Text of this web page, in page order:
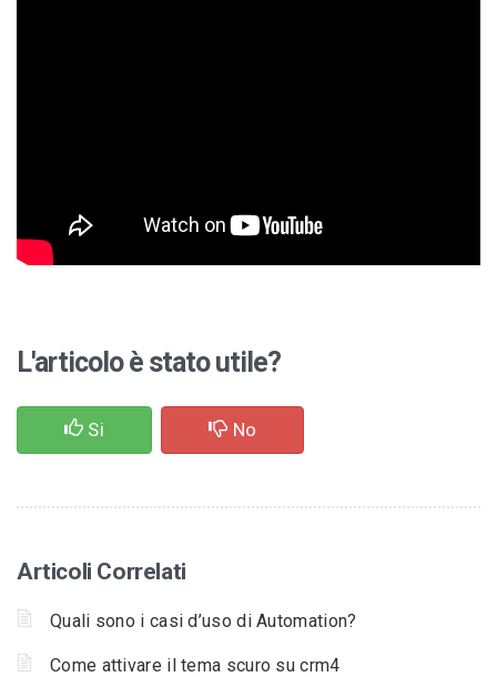
L'articolo è stato utile?
Si No
Articoli Correlati
Quali sono i casi d’uso di Automation?
Come attivare il tema scuro su crm4